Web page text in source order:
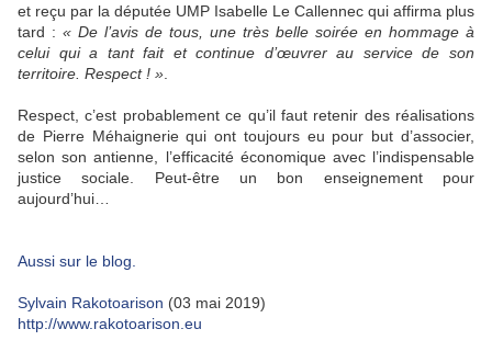
et reçu par la députée UMP Isabelle Le Callennec qui affirma plus
tard : « De l’avis de tous, une très belle soirée en hommage à
celui qui a tant fait et continue d’œuvrer au service de son
territoire. Respect ! »
Respect, c’est probablement ce qu’il faut retenir des réalisations
de Pierre Méhaignerie qui ont toujours eu pour but d’associer,
selon son antienne, l’efficacité économique avec l’indispensable
justice sociale. Peut-être un bon enseignement pour
aujourd’hui…
Aussi sur le blog.
Sylvain Rakotoarison (03 mai 2019)
http://www.rakotoarison.eu